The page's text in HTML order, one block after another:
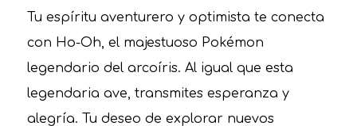
Tu espíritu aventurero y optimista te conecta
con Ho-Oh, el majestuoso Pokémon
legendario del arcoíris. Al igual que esta
legendaria ave, transmites esperanza y
alegría. Tu deseo de explorar nuevos